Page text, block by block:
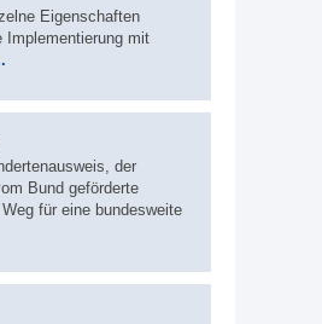
Eigenschaften
Implementierung mit
der
Bund geförderte
für eine bundesweite